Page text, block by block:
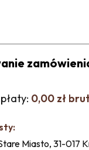
0,00 zł
Miasto, 31-017